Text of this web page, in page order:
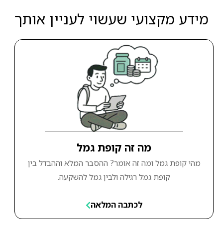
מידע מקצועי שעשוי לעניין אותך
מה זה קופת גמל
מהי קופת גמל ומה זה אומר? ההסבר המלא וההבדל בין
קופת גמל רגילה ולבין גמל להשקעה.
לכתבה המלאה